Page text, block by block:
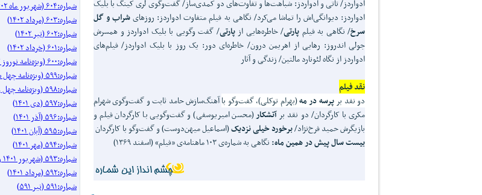
ادواردز/ تاتی و ادواردز: شباهت‌ها و تفاوت‌های دو کمدی‌ساز/ گفت‌وگوی لری کینگ با بلیک
ادواردز: دیوانگی‌اش را تماشا می‌کرد/ نگاهی به فیلم متفاوت ادواردز: روزهایشراب و گل
سرخ/ نگاهی به فیلم پارتی/ خاطره‌هایی ازپارتی/ گفت وگویی با بلیک ادواردز و همسرش
جولی اندروز: رهایی از اهریمن درون/ خاطره‌ای دور: یک روز با بلیک ادواردز/ فیلم‌های
ادواردز از نگاه لئونارد مالتین/ زندگی و آثار
نقد فیلم
دو نقد بر پرسه در مه(بهرام توکلی)، گفت‌و‌گو باآهنگ‌سازش حامد ثابت و گفت‌وگوی شهرام
مکری با کارگردان/ دو نقد بر آتشکار(محسن امیریوسفی) و گفت‌وگویی با کارگردان فیلم و
بازیگرش حمید فرخ‌نژاد/برخورد خیلی نزدیک(اسماعیل میهن‌دوست) و گفت‌وگو با کارگردان
بیست سال پیش در همین ماه: نگاهی به شماره‌ی ۱۰۳ ماهنامه‌ی «فیلم» (اسفند ۱۳۶۹)
شماره:۶۰۴ (شهریور ماه ۱۴۰۲ ویژه‌نامه روز ملی سینما)
شماره:۶۰۳ (مرداد ۱۴۰۲)
شماره:۶۰۲ (تیر ۱۴۰۲)
شماره:۶۰۱ (خرداد ۱۴۰۲)
شماره:۶۰۰ (ویژه‌نامه نوروز ۱۴۰۲)
شماره:۵۹۹ (ویژه‌نامه چهل سال سینمای جنگ و دفاع مقدس)
شماره:۵۹۸ (ویژه‌نامه چهل و یکمین جشنواره فیلم فجر)
شماره:۵۹۷ (دی ۱۴۰۱)
شماره:۵۹۶ (آذر ۱۴۰۱)
شماره:۵۹۵ (آبان ۱۴۰۱)
شماره:۵۹۴ (مهر ۱۴۰۱)
شماره:۵۹۳ (شهریور ۱۴۰۱ ویژه‌نامه روز ملی سینما)
شماره:۵۹۲ (مرداد ۱۴۰۱)
شماره:۵۹۱ (تیر ۵۹۱)